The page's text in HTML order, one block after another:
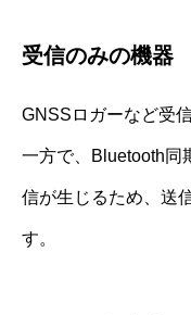
受信のみの機器
GNSSロガーなど受
一方で、Bluetooth同
信が生じるため、送
す。